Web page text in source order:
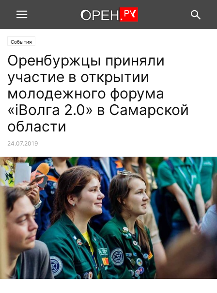
События
Оренбуржцы приняли
участие в открытии
молодежного форума
«iВолга 2.0» в Самарской
области
24.07.2019